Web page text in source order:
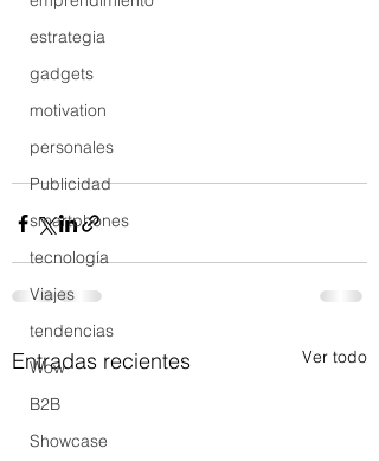
estrategia
gadgets
motivation
personales
Publicidad
smartphones
tecnología
Viajes
tendencias
Wow
B2B
Showcase
Entradas recientes Ver todo